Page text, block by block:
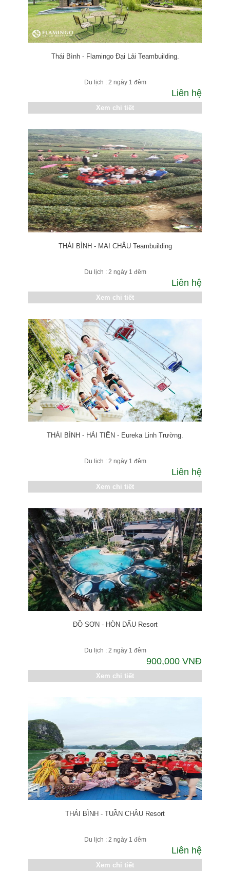
Thái Bình - Flamingo Đại Lải Teambuilding.
Du lịch : 2 ngày 1 đêm
Liên hệ
Xem chi tiết
THÁI BÌNH - MAI CHÂU Teambuilding
Du lịch : 2 ngày 1 đêm
Liên hệ
Xem chi tiết
THÁI BÌNH - HẢI TIẾN - Eureka Linh Trường.
Du lịch : 2 ngày 1 đêm
Liên hệ
Xem chi tiết
ĐỒ SƠN - HÒN DẤU Resort
Du lịch : 2 ngày 1 đêm
900,000 VNĐ
Xem chi tiết
THÁI BÌNH - TUẦN CHÂU Resort
Du lịch : 2 ngày 1 đêm
Liên hệ
Xem chi tiết